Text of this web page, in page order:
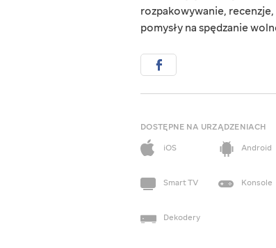
rozpakowywanie,
pomysły na spędzanie
DOSTĘPNE NA URZĄDZENIACH
iOS
Android
Smart TV Konsole
Dekodery